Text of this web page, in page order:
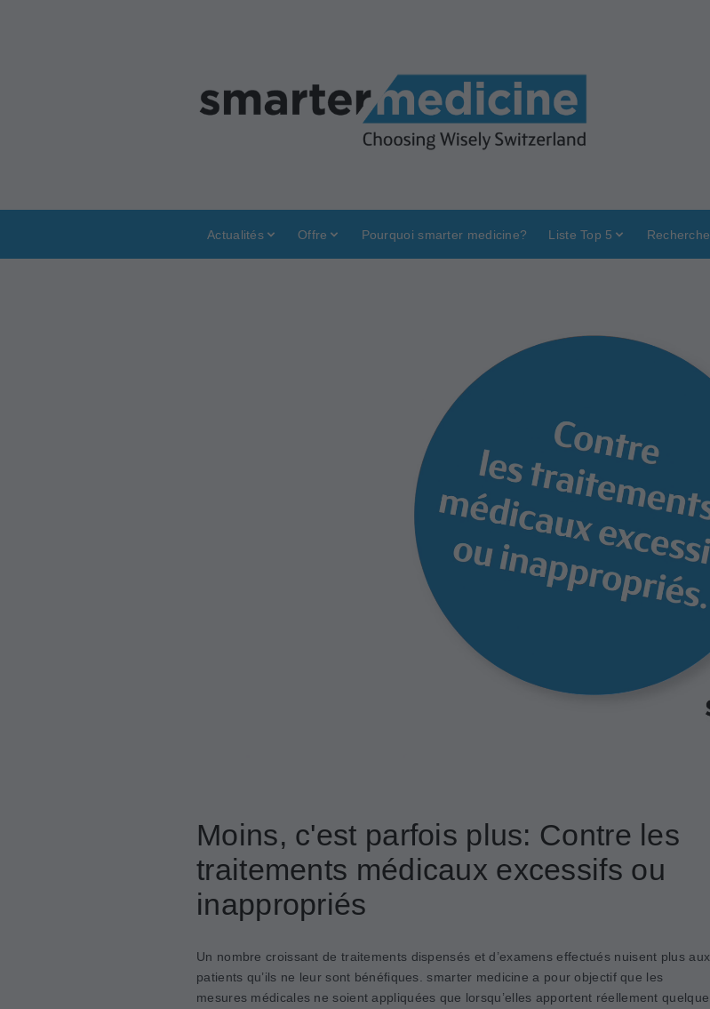
Actualités Offre Pourquoi smarter medicine? Liste Top 5 Recherche
Moins, c'est parfois plus: Contre les
traitements médicaux excessifs ou
inappropriés
Un nombre croissant de traitements dispensés et d’examens effectués nuisent plus aux
patients qu’ils ne leur sont bénéfiques. smarter medicine a pour objectif que les
mesures médicales ne soient appliquées que lorsqu’elles apportent réellement quelque